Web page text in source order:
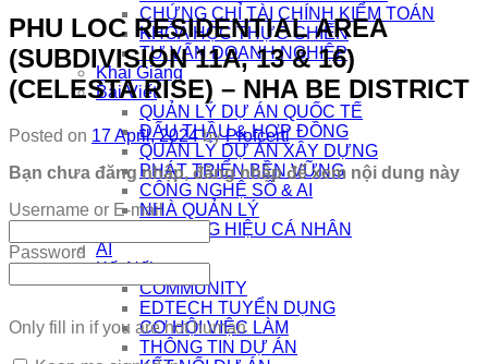
CHỨNG CHỈ TÀI CHÍNH KIỂM TOÁN
KHÓA HỌC THỰC CHIẾN
TƯ VẤN DOANH NGHIỆP
Khai Giảng
Bài Viết
QUẢN LÝ DỰ ÁN QUỐC TẾ
ĐẤU THẦU & HỢP ĐỒNG
QUẢN LÝ DỰ ÁN XÂY DỰNG
PHÁT TRIỂN BỀN VỮNG
CÔNG NGHỆ SỐ & AI
NHÀ QUẢN LÝ
THƯƠNG HIỆU CÁ NHÂN
AI
Kết Nối
COMMUNITY
EDTECH TUYỂN DỤNG
CƠ HỘI VIỆC LÀM
THÔNG TIN DỰ ÁN
PHU LOC RESIDENTIAL AREA
(SUBDIVISION 11A, 13 & 16)
(CELESTA RISE) – NHA BE DISTRICT
Posted on 17 April, 2024 byProfcerti
Bạn chưa đăng nhập, đăng nhập để xem nội dung này
Username or E-mail
Password
Only fill in if you are not human